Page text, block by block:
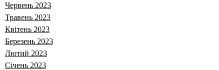
Червень 2023
Травень 2023
Квітень 2023
Березень 2023
Лютий 2023
Січень 2023